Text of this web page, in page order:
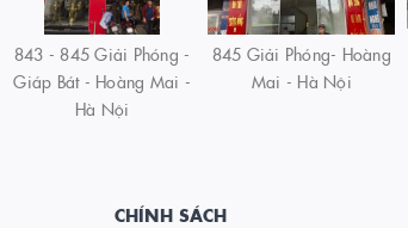
843 - 845 Giải Phóng -
Giáp Bát - Hoàng Mai -
Hà Nội
845 Giải Phóng- Hoàng
Mai - Hà Nội
CHÍNH SÁCH